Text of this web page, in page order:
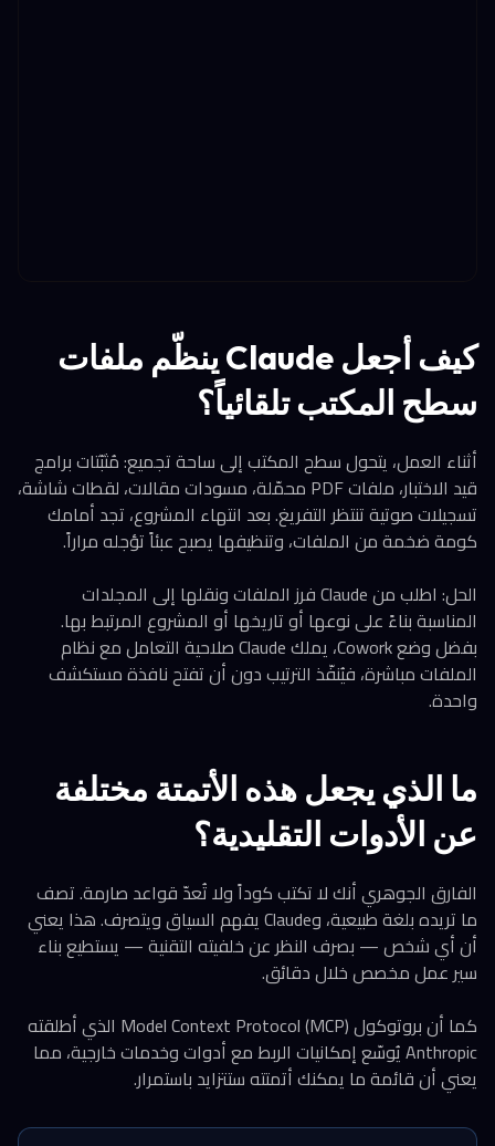
كيف أجعل Claude ينظّم ملفات
سطح المكتب تلقائياً؟
أثناء العمل، يتحول سطح المكتب إلى ساحة تجميع: مُثبّتات برامج
قيد الاختبار، ملفات PDF محمّلة، مسودات مقالات، لقطات شاشة،
تسجيلات صوتية تنتظر التفريغ. بعد انتهاء المشروع، تجد أمامك
كومة ضخمة من الملفات، وتنظيفها يصبح عبئاً تؤجله مراراً.
الحل: اطلب من Claude فرز الملفات ونقلها إلى المجلدات
المناسبة بناءً على نوعها أو تاريخها أو المشروع المرتبط بها.
بفضل وضع Cowork، يملك Claude صلاحية التعامل مع نظام
الملفات مباشرة، فيُنفّذ الترتيب دون أن تفتح نافذة مستكشف
واحدة.
ما الذي يجعل هذه الأتمتة مختلفة
عن الأدوات التقليدية؟
الفارق الجوهري أنك لا تكتب كوداً ولا تُعدّ قواعد صارمة. تصف
ما تريده بلغة طبيعية، وClaude يفهم السياق ويتصرف. هذا يعني
أن أي شخص — بصرف النظر عن خلفيته التقنية — يستطيع بناء
سير عمل مخصص خلال دقائق.
كما أن بروتوكول Model Context Protocol (MCP) الذي أطلقته
Anthropic يُوسّع إمكانيات الربط مع أدوات وخدمات خارجية، مما
يعني أن قائمة ما يمكنك أتمتته ستتزايد باستمرار.